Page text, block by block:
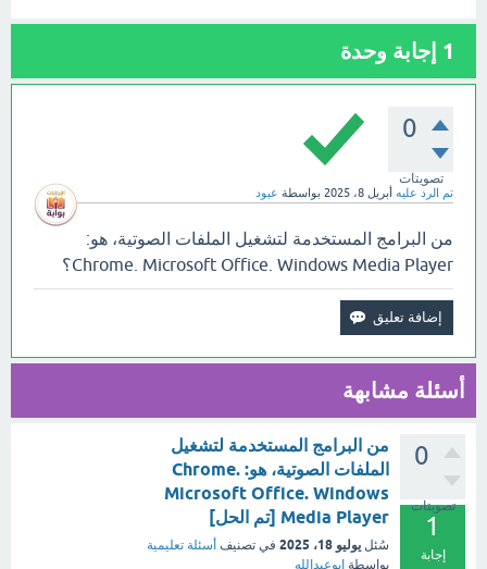
1 إجابة وحدة
0
تصويتات
تم الرد عليه أبريل 8، 2025 بواسطة عبود
من البرامج المستخدمة لتشغيل الملفات الصوتية، هو:
Chrome. Microsoft Office. Windows Media Player؟
أسئلة مشابهة
0
تصويتات
1
إجابة
من البرامج المستخدمة لتشغيل
الملفات الصوتية، هو: Chrome.
Microsoft Office. Windows
Media Player [تم الحل]
سُئل يوليو 18، 2025 في تصنيف أسئلة تعليمية
بواسطة ابوعبدالله